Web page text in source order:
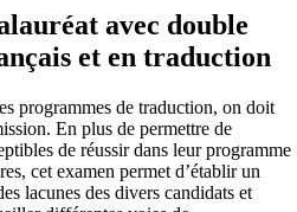
avec double
et en traduction
programmes de traduction, on doit
En plus de permettre de
de réussir dans leur programme
cet examen permet d’établir un
lacunes des divers candidats et